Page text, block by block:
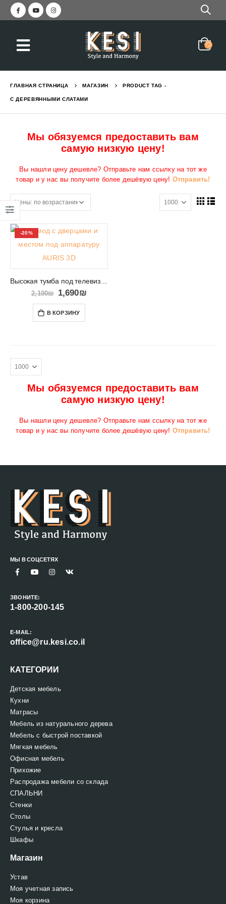
ГЛАВНАЯ СТРАНИЦА МАГАЗИН PRODUCT TAG -
С ДЕРЕВЯННЫМИ СЛАТАМИ
Мы обязуемся предоставить вам
самую низкую цену!
Вы нашли цену дешевле? Отправьте нам ссылку на тот же
товар и у нас вы получите более дешёвую цену! Отправить!
-20%
Высокая тумба под телевизор с полками и дверцами AURIS 3D
2,100₪ 1,690₪
В КОРЗИНУ
Мы обязуемся предоставить вам
самую низкую цену!
Вы нашли цену дешевле? Отправьте нам ссылку на тот же
товар и у нас вы получите более дешёвую цену! Отправить!
МЫ В СОЦСЕТЯХ
ЗВОНИТЕ:
1-800-200-145
E-MAIL:
office@ru.kesi.co.il
КАТЕГОРИИ
Детская мебель
Кухни
Матрасы
Мебель из натурального дерева
Мебель с быстрой поставкой
Мягкая мебель
Офисная мебель
Прихожие
Распродажа мебели со склада
СПАЛЬНИ
Стенки
Столы
Стулья и кресла
Шкафы
Магазин
Устав
Моя учетная запись
Моя корзина